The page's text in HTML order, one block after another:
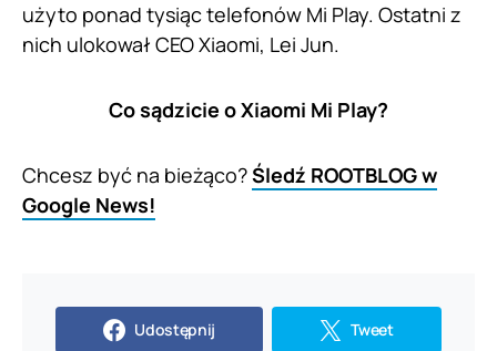
użyto ponad tysiąc telefonów Mi Play. Ostatni z
nich ulokował CEO Xiaomi, Lei Jun.
Co sądzicie o Xiaomi Mi Play?
Chcesz być na bieżąco?Śledź ROOTBLOG w
Google News!
Udostępnij Tweet